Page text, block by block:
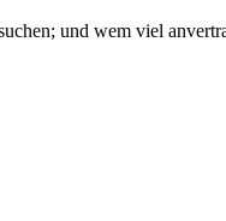
und wem viel